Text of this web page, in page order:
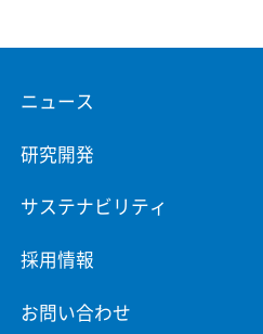
ニュース
研究開発
サステナビリティ
採用情報
お問い合わせ